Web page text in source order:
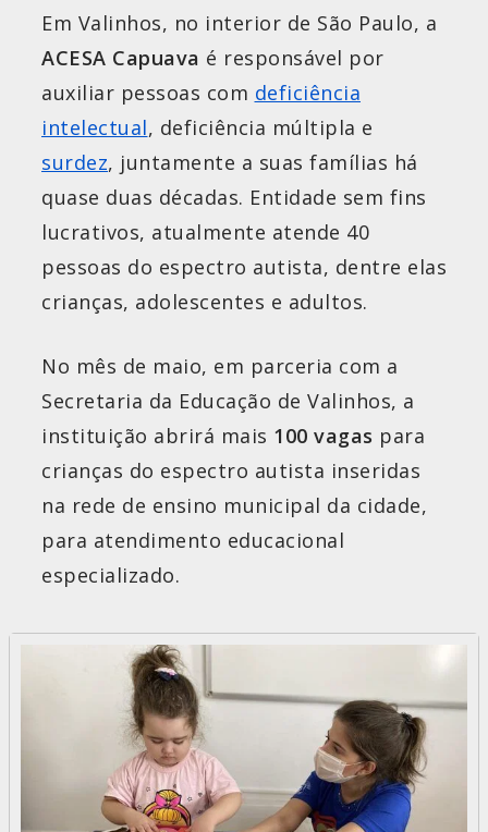
Em Valinhos, no interior de São Paulo, a
ACESA Capuava é responsável por
auxiliar pessoas com deficiência
intelectual, deficiência múltipla e
surdez, juntamente a suas famílias há
quase duas décadas. Entidade sem fins
lucrativos, atualmente atende 40
pessoas do espectro autista, dentre elas
crianças, adolescentes e adultos.
No mês de maio, em parceria com a
Secretaria da Educação de Valinhos, a
instituição abrirá mais 100 vagas para
crianças do espectro autista inseridas
na rede de ensino municipal da cidade,
para atendimento educacional
especializado.